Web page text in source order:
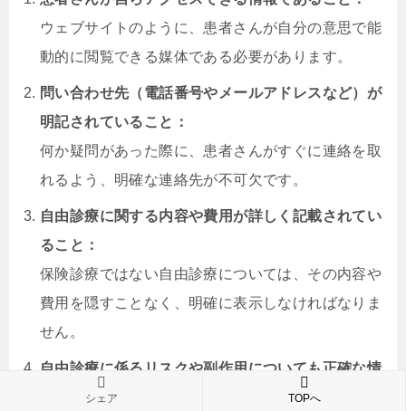
ウェブサイトのように、患者さんが自分の意思で能
動的に閲覧できる媒体である必要があります。
問い合わせ先（電話番号やメールアドレスなど）が
明記されていること：
何か疑問があった際に、患者さんがすぐに連絡を取
れるよう、明確な連絡先が不可欠です。
自由診療に関する内容や費用が詳しく記載されてい
ること：
保険診療ではない自由診療については、その内容や
費用を隠すことなく、明確に表示しなければなりま
せん。
自由診療に係るリスクや副作用についても正確な情
報が提供されていること：
シェア TOPへ